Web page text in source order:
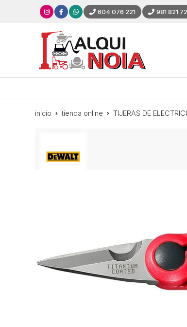
604 076 221 981 821
inicio tienda online TIJERAS DE